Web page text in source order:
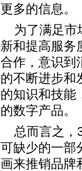
更多的信息。
为了满足市
新和提高服务
合作，意识到
的不断进步和
的知识和技能
的数字产品。
总而言之，
可缺少的一部
画来推销品牌